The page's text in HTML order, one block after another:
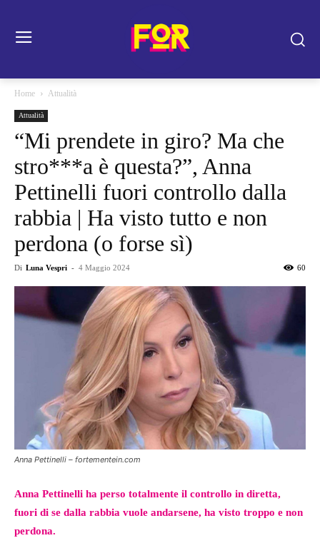
Home Attualità
Attualità
“Mi prendete in giro? Ma che
stro***a è questa?”, Anna
Pettinelli fuori controllo dalla
rabbia | Ha visto tutto e non
perdona (o forse sì)
Di Luna Vespri - 4 Maggio 2024 60
Anna Pettinelli – fortementein.com
Anna Pettinelli ha perso totalmente il controllo in diretta,
fuori di se dalla rabbia vuole andarsene, ha visto troppo e non
perdona.